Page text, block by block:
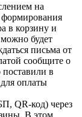
на
в корзину и
будет
письма от
сообщите о
поставили в
оплаты
QR-код) через
В этом